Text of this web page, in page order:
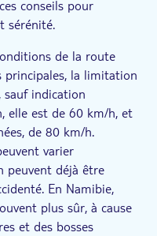
conseils pour
sérénité.
de la route
principales, la limitation
sauf indication
elle est de 60 km/h, et
de 80 km/h.
varier
peuvent déjà être
En Namibie,
plus sûr, à cause
et des bosses